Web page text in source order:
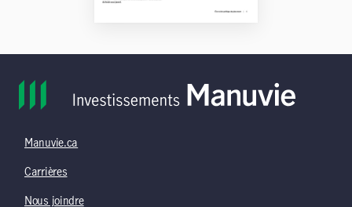
Manuvie.ca
Carrières
Nous joindre